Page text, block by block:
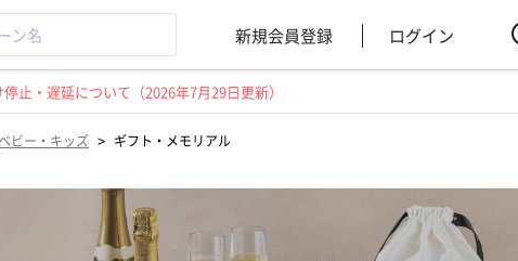
新規会員登録 ログイン
止・遅延について（2026年7月29日更新）
ベビー・キッズ > ギフト・メモリアル